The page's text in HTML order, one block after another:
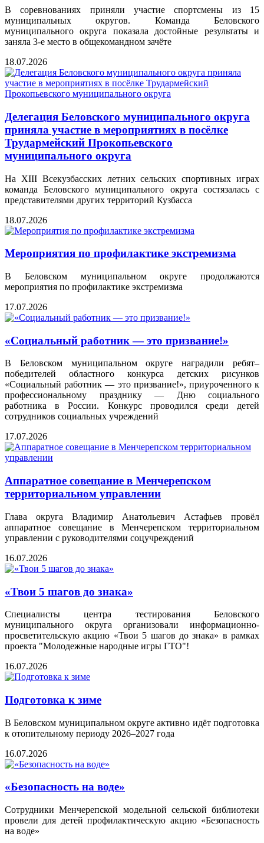
В соревнованиях приняли участие спортсмены из 15
муниципальных округов. Команда Беловского
муниципального округа показала достойные результаты и
заняла 3‑е место в общекомандном зачёте
18.07.2026
Делегация Беловского муниципального округа
приняла участие в мероприятиях в посёлке
Трудармейский Прокопьевского
муниципального округа
На XIII Всекузбасских летних сельских спортивных играх
команда Беловского муниципального округа состязалась с
представителями других территорий Кузбасса
18.07.2026
Мероприятия по профилактике экстремизма
В Беловском муниципальном округе продолжаются
мероприятия по профилактике экстремизма
17.07.2026
«Социальный работник — это призвание!»
В Беловском муниципальном округе наградили ребят–
победителей областного конкурса детских рисунков
«Социальный работник — это призвание!», приуроченного к
профессиональному празднику — Дню социального
работника в России. Конкурс проводился среди детей
сотрудников социальных учреждений
17.07.2026
Аппаратное совещание в Менчерепском
территориальном управлении
Глава округа Владимир Анатольевич Астафьев провёл
аппаратное совещание в Менчерепском территориальном
управлении с руководителями соцучреждений
16.07.2026
«Твои 5 шагов до знака»
Специалисты центра тестирования Беловского
муниципального округа организовали информационно-
просветительскую акцию «Твои 5 шагов до знака» в рамках
проекта "Молодежные народные игры ГТО"!
16.07.2026
Подготовка к зиме
В Беловском муниципальном округе активно идёт подготовка
к отопительному периоду 2026–2027 года
16.07.2026
«Безопасность на воде»
Сотрудники Менчерепской модельной сельской библиотеки
провели для детей профилактическую акцию «Безопасность
на воде»